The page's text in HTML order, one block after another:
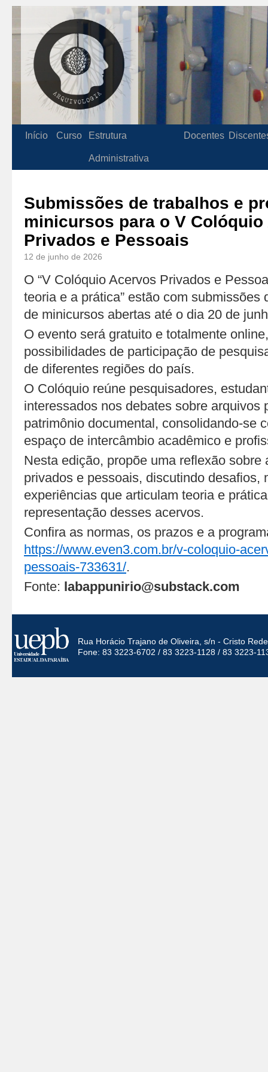
Início Curso Estrutura
Administrativa
Docentes
Submissões de trabalhos e
minicursos para o V
Privados e Pessoais
12 de junho de 2026
O “V Colóquio Acervos Privados e
teoria e a prática” estão com submissões
de minicursos abertas até o dia 20 de
O evento será gratuito e totalmente
possibilidades de participação de
de diferentes regiões do país.
O Colóquio reúne pesquisadores,
interessados nos debates sobre arquivos
patrimônio documental, consolidando-se
espaço de intercâmbio acadêmico e
Nesta edição, propõe uma reflexão sobre
privados e pessoais, discutindo desafios,
experiências que articulam teoria e
representação desses acervos.
Confira as normas, os prazos e a
https://www.even3.com.br/v-coloquio-
pessoais-733631/.
Fonte: labappunirio@substack.com
Rua Horácio Trajano de Oliveira, s/n - Cristo
Fone: 83 3223-6702 / 83 3223-1128 / 83 3223-